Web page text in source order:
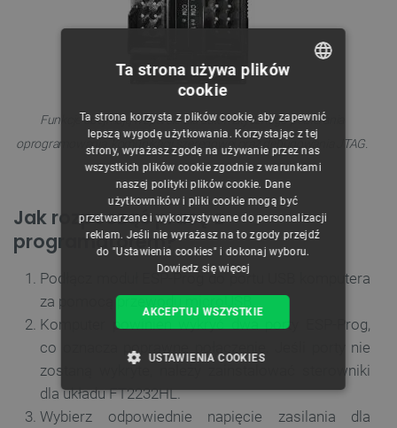
Funkcje obejmują wsparcie dla automatycznego pobierania
oprogramowania, komunikacji szeregowej oraz debugowania JTAG.
Jak rozpocząć pracę z
programatorem?
Podłącz moduł ESP-Prog do portu USB komputera
za pomocą przewodu microUSB.
Komputer powinien wykryć dwa porty ESP-Prog,
co oznacza poprawne połączenie. Jeśli porty nie
zostaną wykryte, należy zainstalować sterowniki
dla układu FT2232HL.
Wybierz odpowiednie napięcie zasilania dla
CZECH
ENGLISH
GERMAN
Ta strona używa plików
cookie
Ta strona korzysta z plików cookie, aby zapewnić
lepszą wygodę użytkowania. Korzystając z tej
strony, wyrażasz zgodę na używanie przez nas
wszystkich plików cookie zgodnie z warunkami
naszej polityki plików cookie. Dane
użytkowników i pliki cookie mogą być
przetwarzane i wykorzystywane do personalizacji
reklam. Jeśli nie wyrażasz na to zgody przejdź
do "Ustawienia cookies" i dokonaj wyboru.
Dowiedz się więcej
AKCEPTUJ WSZYSTKIE
USTAWIENIA COOKIES
NIEZBĘDNE